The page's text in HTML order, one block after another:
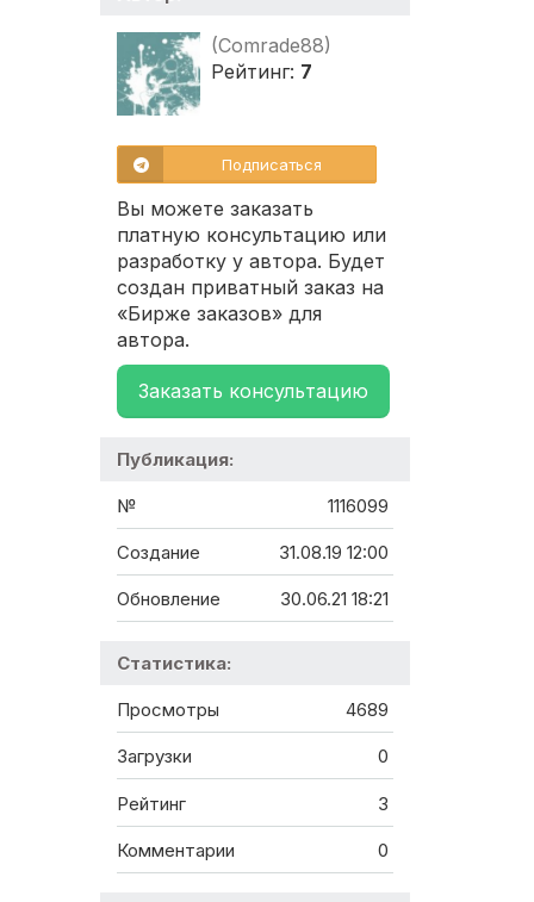
(Comrade88)
Рейтинг: 7
Подписаться
Вы можете заказать
платную консультацию или
разработку у автора. Будет
создан приватный заказ на
«Бирже заказов» для
автора.
Заказать консультацию
Публикация:
№ 1116099
Создание 31.08.19 12:00
Обновление 30.06.21 18:21
Статистика:
Просмотры 4689
Загрузки 0
Рейтинг 3
Комментарии 0